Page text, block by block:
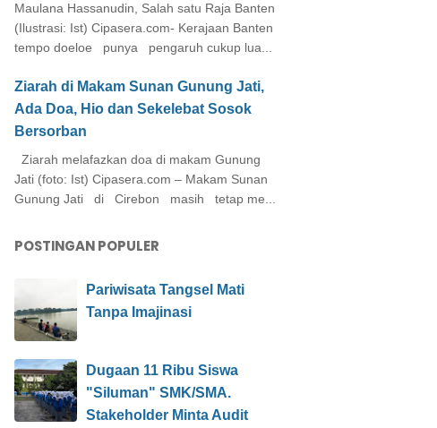
Maulana Hassanudin, Salah satu Raja Banten
(Ilustrasi: Ist) Cipasera.com- Kerajaan Banten
tempo doeloe punya pengaruh cukup lua...
Ziarah di Makam Sunan Gunung Jati,
Ada Doa, Hio dan Sekelebat Sosok
Bersorban
Ziarah melafazkan doa di makam Gunung
Jati (foto: Ist) Cipasera.com – Makam Sunan
Gunung Jati di Cirebon masih tetap me...
POSTINGAN POPULER
Pariwisata Tangsel Mati
Tanpa Imajinasi
Dugaan 11 Ribu Siswa
"Siluman" SMK/SMA.
Stakeholder Minta Audit